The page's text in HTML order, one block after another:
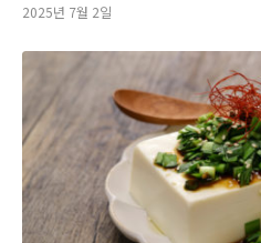
2025년 7월 2일